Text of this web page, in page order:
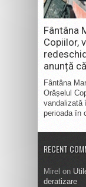
Fântâna
Copiilor,
anunță
Fântâna
Orășelul
vandalizată
perioada în
RECENT
Mirel on
deratizare